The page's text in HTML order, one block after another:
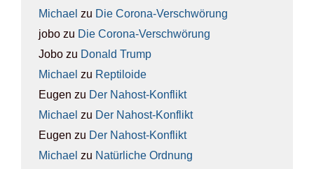
Michael zu Die Coro­na-Ver­schwö­rung
jobo zu Die Coro­na-Ver­schwö­rung
Jobo zu Donald Trump
Michael zu Rep­ti­lo­ide
Eugen zu Der Nah­ost-Kon­flikt
Michael zu Der Nah­ost-Kon­flikt
Eugen zu Der Nah­ost-Kon­flikt
Michael zu Natür­li­che Ord­nung